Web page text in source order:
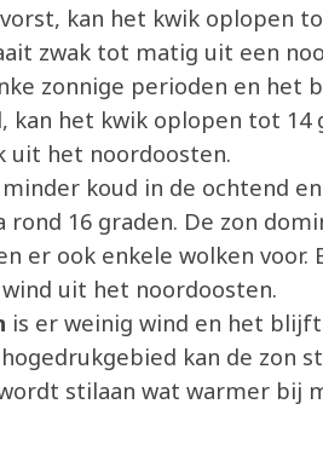
kan het kwik oplopen
zwak tot matig uit een
zonnige perioden en het
kan het kwik oplopen tot 14
uit het noordoosten.
koud in de ochtend
16 graden. De zon
er ook enkele wolken voor.
uit het noordoosten.
is er weinig wind en het
kan de zon
stilaan wat warmer bij